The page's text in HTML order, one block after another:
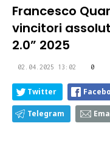
Francesco
vincitori
2.0” 2025
02.04.2025 13:02 0
Twitter
Telegram